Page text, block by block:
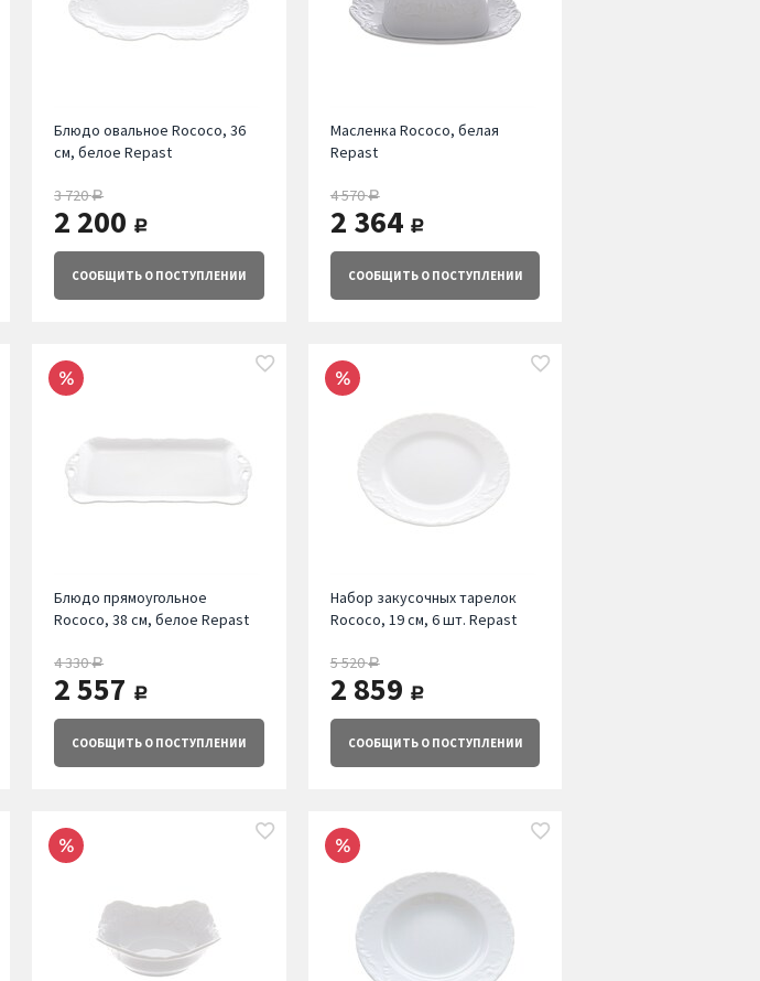
Блюдо овальное Rococo, 36
см, белое Repast
3 720руб.
2 200 руб.
СООБЩИТЬО ПОСТУПЛЕНИИ
Масленка Rococo, белая
Repast
4 570руб.
2 364 руб.
СООБЩИТЬО ПОСТУПЛЕНИИ
Блюдо прямоугольное
Rococo, 38 см, белое Repast
4 330руб.
2 557 руб.
СООБЩИТЬО ПОСТУПЛЕНИИ
Набор закусочных тарелок
Rococo, 19 см, 6 шт. Repast
5 520руб.
2 859 руб.
СООБЩИТЬО ПОСТУПЛЕНИИ